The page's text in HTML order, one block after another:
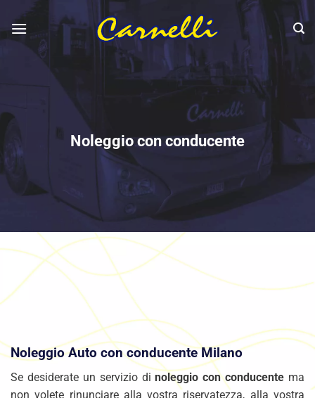
contenuti
Noleggio con conducente
Noleggio Auto con conducente Milano
Se desiderate un servizio dinoleggio con conducente ma
non volete rinunciare alla vostra riservatezza, alla vostra